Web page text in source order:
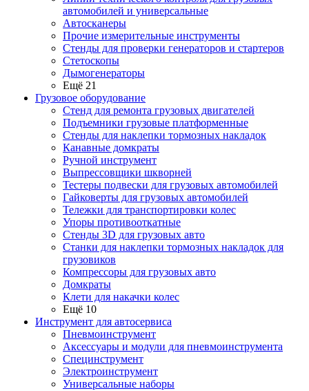
автомобилей и универсальные
Автосканеры
Прочие измерительные инструменты
Стенды для проверки генераторов и стартеров
Стетоскопы
Дымогенераторы
Ещё 21
Грузовое оборудование
Стенд для ремонта грузовых двигателей
Подъемники грузовые платформенные
Стенды для наклепки тормозных накладок
Канавные домкраты
Ручной инструмент
Выпрессовщики шкворней
Тестеры подвески для грузовых автомобилей
Гайковерты для грузовых автомобилей
Тележки для транспортировки колес
Упоры противооткатные
Стенды 3D для грузовых авто
Станки для наклепки тормозных накладок для
грузовиков
Компрессоры для грузовых авто
Домкраты
Клети для накачки колес
Ещё 10
Инструмент для автосервиса
Пневмоинструмент
Аксессуары и модули для пневмоинструмента
Специнструмент
Электроинструмент
Универсальные наборы